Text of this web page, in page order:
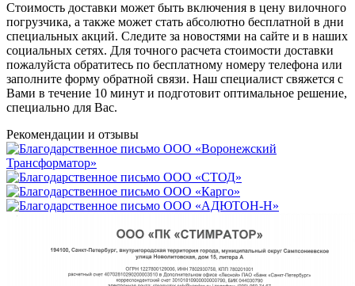
Стоимость доставки может быть включения в цену вилочного
погрузчика, а также может стать абсолютно бесплатной в дни
специальных акций. Следите за новостями на сайте и в наших
социальных сетях. Для точного расчета стоимости доставки
пожалуйста обратитесь по бесплатному номеру телефона или
заполните форму обратной связи. Наш специалист свяжется с
Вами в течение 10 минут и подготовит оптимальное решение,
специально для Вас.
Рекомендации и отзывы